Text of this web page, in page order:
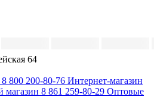
64
8 800 200-80-76 Интернет-магазин
магазин 8 861 259-80-29 Оптовые